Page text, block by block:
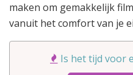
maken om gemakkelijk
vanuit het comfort van je
Is het tijd voor